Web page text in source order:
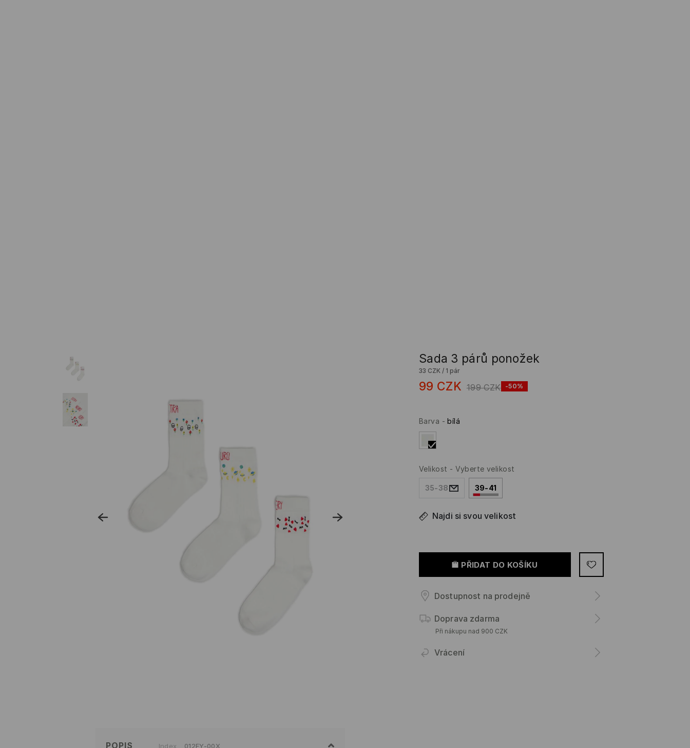
Sada 3 párů ponožek
33 CZK / 1 pár
99 CZK 199 CZK -50%
Barva -bílá
Velikost - Vyberte velikost
35-38 39-41
Najdi si svou velikost
PŘIDAT DO KOŠÍKU
Dostupnost na prodejně
Doprava zdarma
Při nákupu nad 900 CZK
Vrácení
POPIS Index 012FY-00X